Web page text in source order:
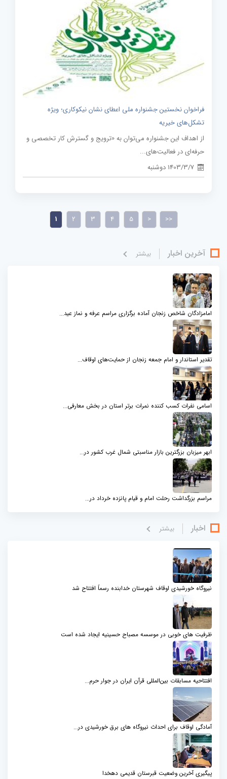
فراخوان نخستین جشنواره ملی اعطای نشان نیکوکاری؛ ویژه
تشکل‌های خیریه
از اهداف این جشنواره می‌توان به «ترویج و گسترش کار تخصصی و
حرفه‌ای در فعالیت‌های...
1403/3/7 دوشنبه
1 2 3 4 5 > >>
آخرین اخبار بيشتر
امامزادگان شاخص زنجان آماده برگزاری مراسم عرفه و نماز عید...
تقدیر استاندار و امام جمعه زنجان از حمایت‌های اوقاف...
اسامی نفرات کسب کننده نمرات برتر استان در بخش معارفی...
ابهر میزبان بزرگترین بازار مناسبتی شمال‌ غرب کشور در...
مراسم بزرگداشت رحلت امام و قیام پانزده خرداد در...
اخبار بيشتر
نیروگاه خورشیدی اوقاف شهرستان خدابنده رسماً افتتاح شد
ظرفیت های خوبی در موسسه مصباح حسینیه ایجاد شده است
افتتاحیه مسابقات بین‌المللی قرآن ایران در جوار حرم...
آمادگی اوقاف برای احداث نیروگاه های برق خورشیدی در...
پیگیری آخرین وضعیت قبرستان قدیمی دهخدا